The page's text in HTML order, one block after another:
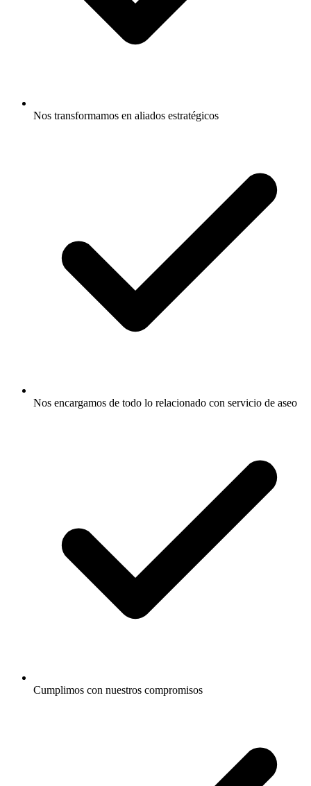
Nos transformamos en aliados estratégicos
Nos encargamos de todo lo relacionado con servicio de aseo
Cumplimos con nuestros compromisos